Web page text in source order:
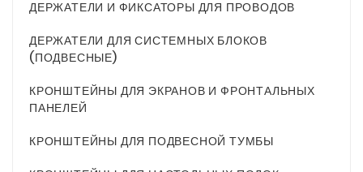
ДЕРЖАТЕЛИ И ФИКСАТОРЫ ДЛЯ ПРОВОДОВ
ДЕРЖАТЕЛИ ДЛЯ СИСТЕМНЫХ БЛОКОВ
(ПОДВЕСНЫЕ)
КРОНШТЕЙНЫ ДЛЯ ЭКРАНОВ И ФРОНТАЛЬНЫХ
ПАНЕЛЕЙ
КРОНШТЕЙНЫ ДЛЯ ПОДВЕСНОЙ ТУМБЫ